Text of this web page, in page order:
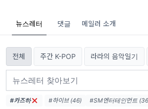
뉴스레터 댓글 메일러 소개
전체 주간 K-POP 라라의 음악일기
#카즈하 #하이브 (46)
#SM엔터테인먼트